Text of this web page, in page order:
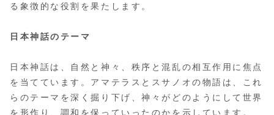
る象徴的な役割を果たします。
日本神話のテーマ
日本神話は、自然と神々、秩序と混乱の相互作用に焦点
を当てています。アマテラスとスサノオの物語は、これ
らのテーマを深く掘り下げ、神々がどのようにして世界
を形作り、調和を保っていったのかを示しています。